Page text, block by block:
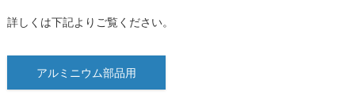
詳しくは下記よりご覧ください。
アルミニウム部品用